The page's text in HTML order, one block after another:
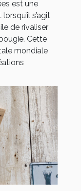
est une
s’agit
de rivaliser
Cette
mondiale